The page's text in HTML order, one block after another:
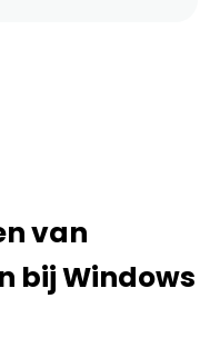
van
bij Windows